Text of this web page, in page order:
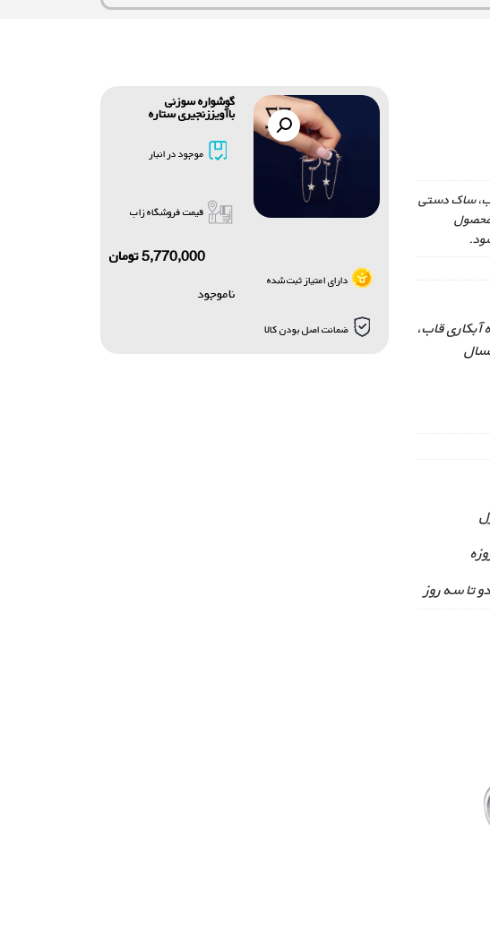
ساک دستی
محصول
قاب،
تا سه روز
دارای امتیاز ثبت شده
ضمانت اصل بودن کالا
گوشواره سوزنی
باآویززنجیری ستاره
موجود در انبار
قیمت فروشگاه زاب
5,770,000تومان
ناموجود